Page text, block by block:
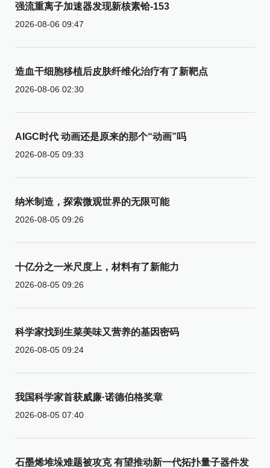
强流重离子加速器发现新核素铪-153
2026-08-06 09:47
造血干细胞移植后皮肤纤维化治疗有了新靶点
2026-08-06 02:30
AIGC时代 动画还是原来的那个“动画”吗
2026-08-05 09:33
纳米制造，探索微观世界的无限可能
2026-08-05 09:26
十亿分之一米尺度上，材料有了新能力
2026-08-05 09:26
科学家找到生菜美味又营养的基因密码
2026-08-05 09:24
我国科学家首获威廉·诺德伯格奖章
2026-08-05 07:40
石墨烯堆垛难题被攻克 有望推动新一代拓扑量子器件发